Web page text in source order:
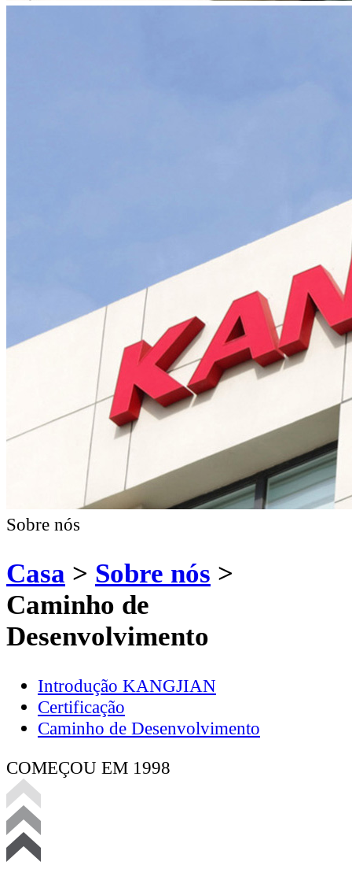
Sobre nós
Casa > Sobre nós >
Caminho de
Desenvolvimento
Introdução KANGJIAN
Certificação
Caminho de Desenvolvimento
COMEÇOU EM 1998